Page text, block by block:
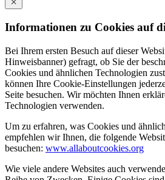
Informationen zu Cookies auf
Bei Ihrem ersten Besuch auf dieser
Hinweisbanner) gefragt, ob Sie der
Cookies und ähnlichen Technologien
können Ihre Cookie-Einstellungen
Seite besuchen. Wir möchten Ihnen
Technologien verwenden.
Um zu erfahren, was Cookies und
empfehlen wir Ihnen, die folgende
besuchen: www.allaboutcookies.org
Wie viele andere Websites auch